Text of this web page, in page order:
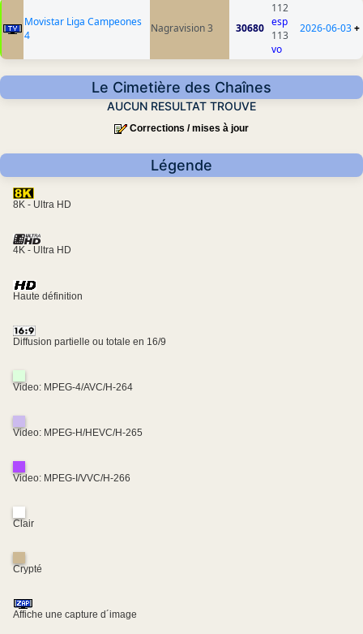
Movistar Liga Campeones
4
Nagravision 3 30680
112
esp
113
vo
2026-06-03+
Le Cimetière des Chaînes
AUCUN RESULTAT TROUVE
Corrections / mises à jour
Légende
8K - Ultra HD
4K - Ultra HD
Haute définition
Diffusion partielle ou totale en 16/9
Video: MPEG-4/AVC/H-264
Video: MPEG-H/HEVC/H-265
Video: MPEG-I/VVC/H-266
Clair
Crypté
Affiche une capture d´image